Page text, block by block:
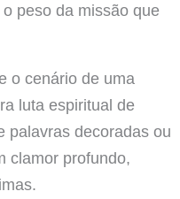
peso da missão que
o cenário de uma
luta espiritual de
palavras decoradas ou
clamor profundo,